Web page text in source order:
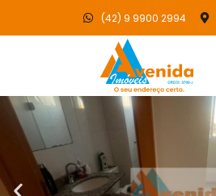
(42) 9 9900 2994